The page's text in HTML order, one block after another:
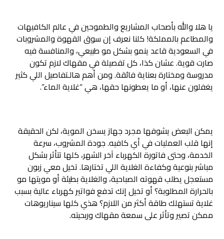
يا هلا والله بأصحاب المشاريع والطموحين في عالم الكافيهات
والمطاعم بالمملكة! كلنا نعرف إن سوق القهوة والمشروبات
في السعودية قاعد ينمو بشكل مو طبيعي، والمنافسة فيه
صارت قوية. عشان كذا، كل تفصيلة في مقهاك لازم تكون
مدروسة ومختارة بعناية فائقة. ومن أهم هالـتفاصيل اللي كثير
يغفلون عنها، أو ما يعطونها حقها، هي “غلاية الماء”.
يمكن البعض يشوفها مجرد جهاز يسخن الموية، لكن الحقيقة
إنها قلب العمليات في أي كافيه. جودة المشروب، سرعة
الخدمة، وحتى فاتورة الكهرباء آخر الشهر، كلها تتأثر بشكل
مباشر بنوعية وكفاءة الغلاية اللي تختارها. تخيل معي زبون
مستعجل يطلب قهوته الصباحية، والغلاية بطيئة أو مويتها مو
بالحرارة المطلوبة؟ أو تخيل إنك تدفع فواتير كهرباء عالية بسبب
غلاية تستهلك طاقة أكثر من اللازم؟ هذي كلها سيناريوهات
ممكن تصير وتأثر على سمعة مقهاك وربحيته.